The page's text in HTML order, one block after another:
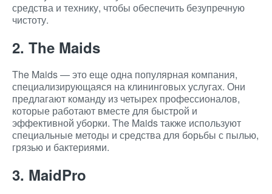
средства и технику, чтобы обеспечить безупречную
чистоту.
2. The Maids
The Maids — это еще одна популярная компания,
специализирующаяся на клининговых услугах. Они
предлагают команду из четырех профессионалов,
которые работают вместе для быстрой и
эффективной уборки. The Maids также используют
специальные методы и средства для борьбы с пылью,
грязью и бактериями.
3. MaidPro